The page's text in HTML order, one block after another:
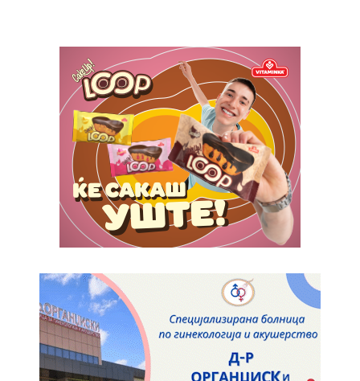
ИЗБЕРЕТЕ ПЛАН
Full member access:
Etiam est nibh, lobortis sit
Praesent euismod ac
Ut mollis pellentesque tortor
Nullam eu erat condimentum
Orci varius natoque dolor
Yearly pricing Monthly pricing